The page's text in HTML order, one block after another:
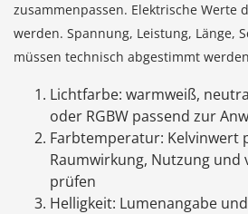
zusammenpassen. Elektrische Werte
werden. Spannung, Leistung, Länge,
müssen technisch abgestimmt
Lichtfarbe: warmweiß,
oder RGBW passend zur
Farbtemperatur: Kelvinwert
Raumwirkung, Nutzung
prüfen
Helligkeit: Lumenangabe